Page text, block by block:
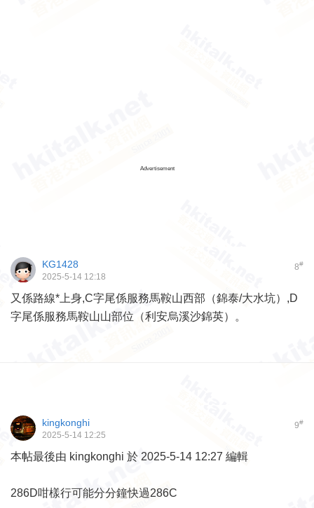
Advertisement
8#
KG1428
2025-5-14 12:18
又係路線*上身,C字尾係服務馬鞍山西部（錦泰/大水坑）,D
字尾係服務馬鞍山山部位（利安烏溪沙錦英）。
9#
kingkonghi
2025-5-14 12:25
本帖最後由 kingkonghi 於 2025-5-14 12:27 編輯
286D咁樣行可能分分鐘快過286C